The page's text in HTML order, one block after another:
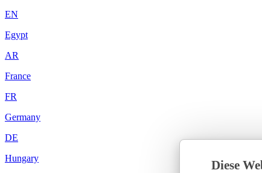
Diese
EN
Egypt
AR
France
FR
Germany
DE
Hungary